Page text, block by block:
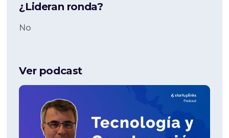
¿Lideran ronda?
No
Ver podcast